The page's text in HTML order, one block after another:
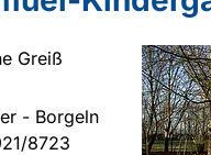
Greiß
- Borgeln
8723